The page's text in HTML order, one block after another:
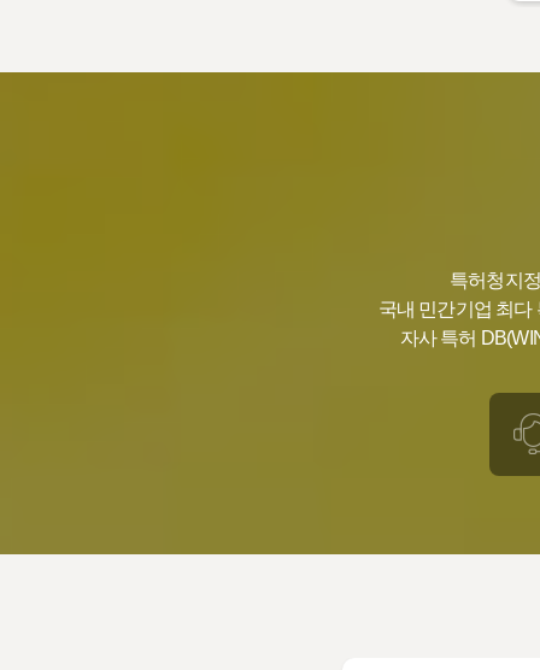
특허청지
국내 민간기업 최다
자사 특허